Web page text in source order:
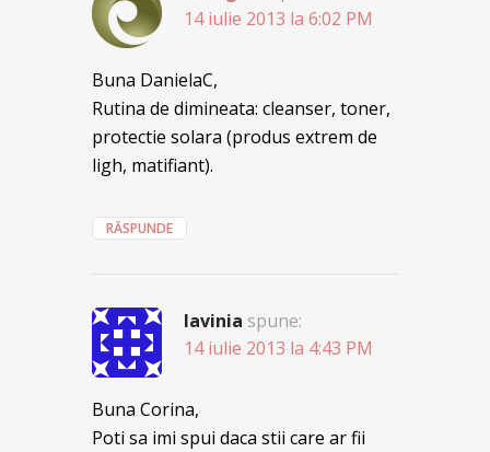
14 iulie 2013 la 6:02 PM
Buna DanielaC,
Rutina de dimineata: cleanser, toner,
protectie solara (produs extrem de
ligh, matifiant).
RĂSPUNDE
lavinia spune:
14 iulie 2013 la 4:43 PM
Buna Corina,
Poti sa imi spui daca stii care ar fii